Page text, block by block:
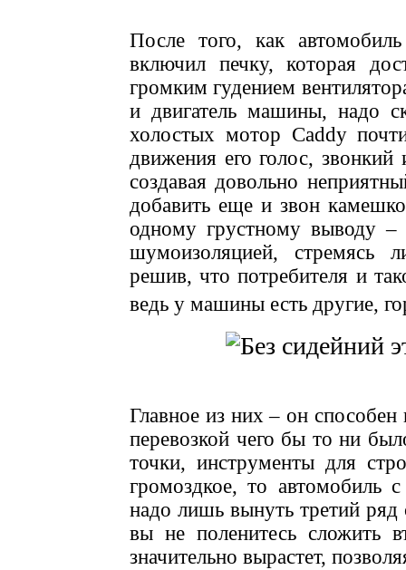
После того, как
включил печку, которая
громким гудением
и двигатель машины, надо
холостых мотор Caddy
движения его голос,
создавая довольно
добавить еще и звон
одному грустному выводу –
шумоизоляцией, стремясь
решив, что потребителя и
ведь у машины есть другие,
Главное из них – он способен
перевозкой чего бы то ни
точки, инструменты для
громоздкое, то автомобиль
надо лишь вынуть третий ряд
вы не поленитесь сложить
значительно вырастет,